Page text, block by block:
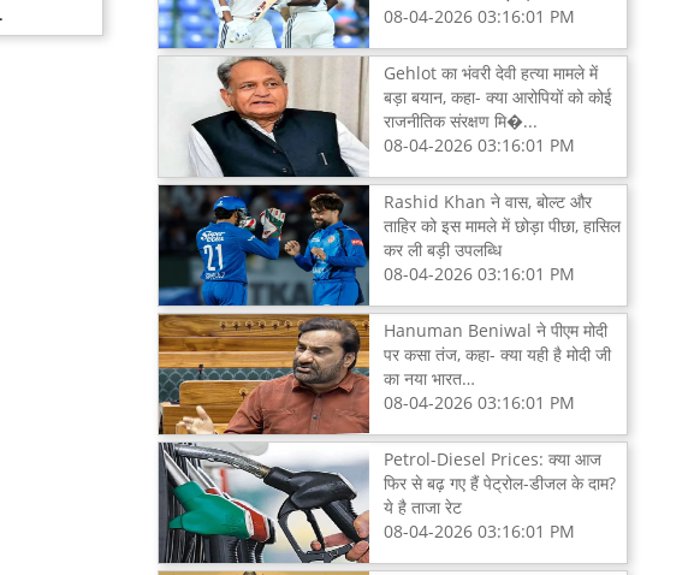
08-04-2026 03:16:01 PM
Gehlot का भंवरी देवी हत्या मामले में
बड़ा बयान, कहा- क्या आरोपियों को कोई
राजनीतिक संरक्षण मि�...
08-04-2026 03:16:01 PM
Rashid Khan ने वास, बोल्ट और
ताहिर को इस मामले में छोड़ा पीछा, हासिल
कर ली बड़ी उपलब्धि
08-04-2026 03:16:01 PM
Hanuman Beniwal ने पीएम मोदी
पर कसा तंज, कहा- क्या यही है मोदी जी
का नया भारत…
08-04-2026 03:16:01 PM
Petrol-Diesel Prices: क्या आज
फिर से बढ़ गए हैं पेट्रोल-डीजल के दाम?
ये है ताजा रेट
08-04-2026 03:16:01 PM